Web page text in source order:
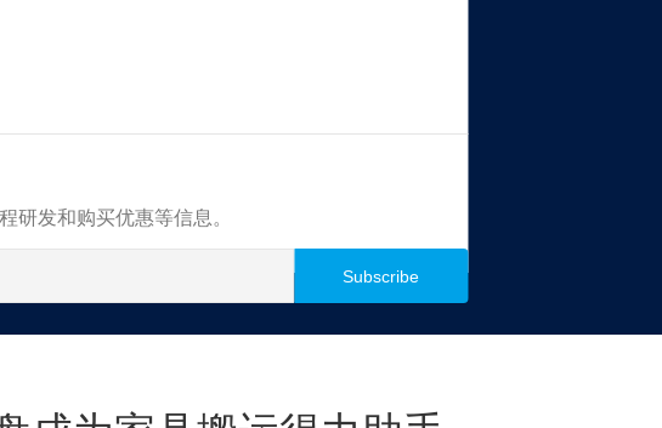
研发和购买优惠等信息。